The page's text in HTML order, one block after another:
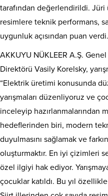
tarafından değerlendirildi. Jüri
resimlere teknik performans,
uygunluk açısından puan verdi.
AKKUYU NÜKLEER A.Ş.
Direktörü Vasily Korelsky,
“Elektrik üretimi konusunda
yarışmaları düzenliyoruz ve
inceleyip hazırlanmalarından
hedeflerinden biri, modern
duyulmasını sağlamak ve
oluşturmaktır. En iyi çizimleri
özel ilgiyi hak ediyor.
çocuklar katıldı. Bu yıl